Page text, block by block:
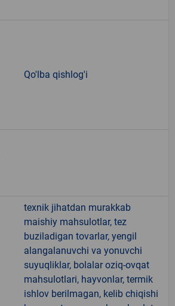
Qo'lba qishlog'i
texnik jihatdan murakkab
maishiy mahsulotlar, tez
buziladigan tovarlar, yengil
alangalanuvchi va yonuvchi
suyuqliklar, bolalar oziq-ovqat
mahsulotlari, hayvonlar, termik
ishlov berilmagan, kelib chiqishi